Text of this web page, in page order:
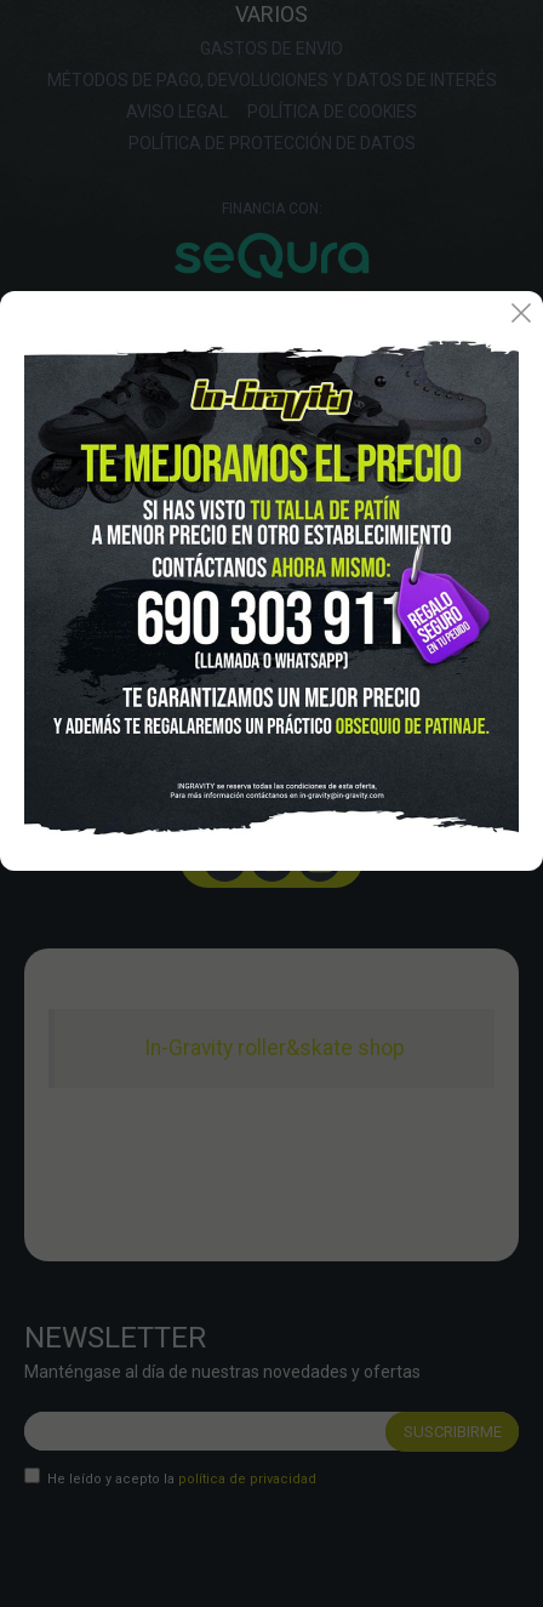
VARIOS
GASTOS DE ENVIO
MÉTODOS DE PAGO, DEVOLUCIONES Y DATOS DE INTERÉS
AVISO LEGAL
POLÍTICA DE COOKIES
POLÍTICA DE PROTECCIÓN DE DATOS
FINANCIA CON:
In-Gravity roller&skate shop
IN-GRAVITY MADRID RETIRO
Pza. Mariano de Cavia, 2
Tel.:
915 524 553
in-gravity@in-gravity.com
HORARIO
Domingo 10:00-15:00
NEWSLETTER
Manténgase al día de nuestras novedades y ofertas
He leído y acepto la política de privacidad